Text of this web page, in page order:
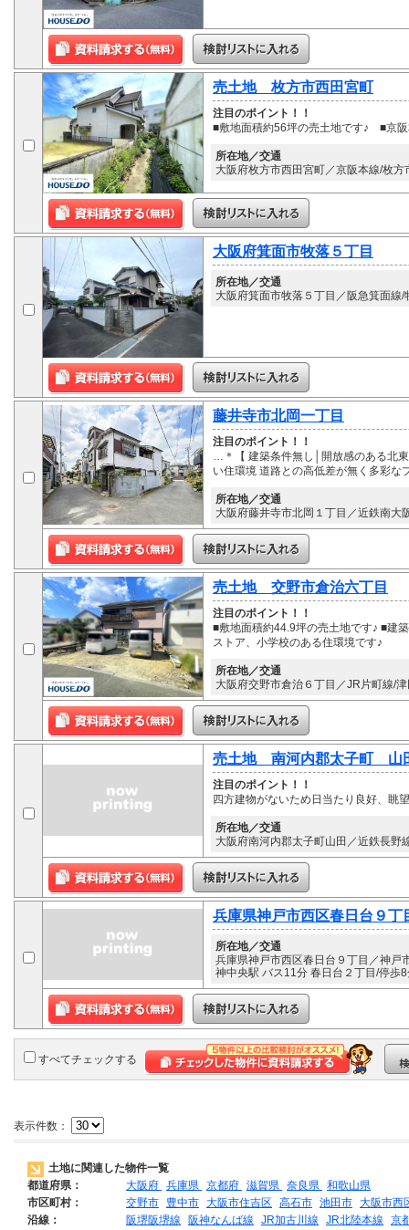
売土地 枚方市西田宮町
注目のポイント！！
■敷地面積約56坪の売土地です♪ ■京
所在地／交通
大阪府枚方市西田宮町／京阪本線/枚方
大阪府箕面市牧落５丁目
所在地／交通
大阪府箕面市牧落５丁目／阪急箕面線/
藤井寺市北岡一丁目
注目のポイント！！
…＊【 建築条件無し│開放感のある北
い住環境 道路との高低差が無く多彩な
所在地／交通
大阪府藤井寺市北岡１丁目／近鉄南大
売土地 交野市倉治六丁目
注目のポイント！！
■敷地面積約44.9坪の売土地です♪ ■建
ストア、小学校のある住環境です♪
所在地／交通
大阪府交野市倉治６丁目／JR片町線/
売土地 南河内郡太子町 山
注目のポイント！！
四方建物がないため日当たり良好、眺
所在地／交通
大阪府南河内郡太子町山田／近鉄長野
兵庫県神戸市西区春日台９丁
所在地／交通
兵庫県神戸市西区春日台９丁目／神戸
神中央駅 バス11分 春日台２丁目/停歩
すべてチェックする
表示件数：
土地に関連した物件一覧
都道府県：
大阪府 兵庫県 京都府 滋賀県 奈良県 和歌山県
市区町村：
交野市 豊中市 大阪市住吉区 高石市 池田市 大阪市西
沿線：
阪堺阪堺線 阪神なんば線 JR加古川線 JR北陸本線
京